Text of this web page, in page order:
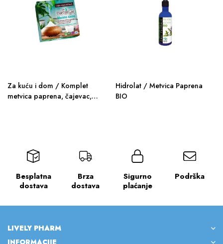
Za kuću i dom / Komplet
metvica paprena, čajevac,
Hidrolat / Metvica Paprena
BIO
Besplatna
dostava
Brza
dostava
Sigurno
plaćanje
Podrška
LIVELY PHARM
INFORMACIJE